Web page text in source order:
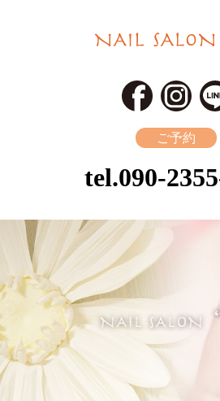
ご予約
tel.090-